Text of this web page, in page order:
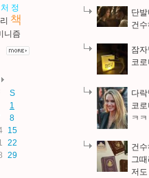
단발
건
잠
코
다
코
ㅋㅋ
건
그
저
정
책
니즘
S
1
8
15
22
29